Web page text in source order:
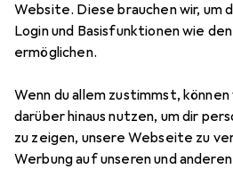
Website. Diese brauchen wir, um
Login und Basisfunktionen wie
ermöglichen.
Wenn du allem zustimmst,
darüber hinaus nutzen, um dir
zu zeigen, unsere Webseite zu
Werbung auf unseren und
MENGENRABATT
Varta 1 Chron V 379
1 Stk., SR63, 15 mAh
Preis in EUR inkl. MwSt.
EUR
2,74